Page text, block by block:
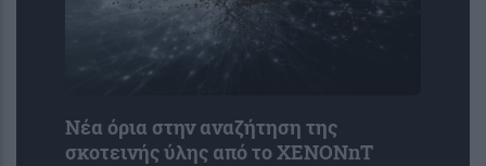
Νέα όρια στην αναζήτηση της
σκοτεινής ύλης από το XENONnT